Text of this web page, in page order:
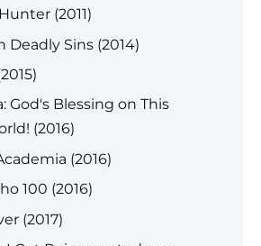
(2011)
Deadly Sins (2014)
God's Blessing on This
(2016)
(2016)
100 (2016)
(2017)